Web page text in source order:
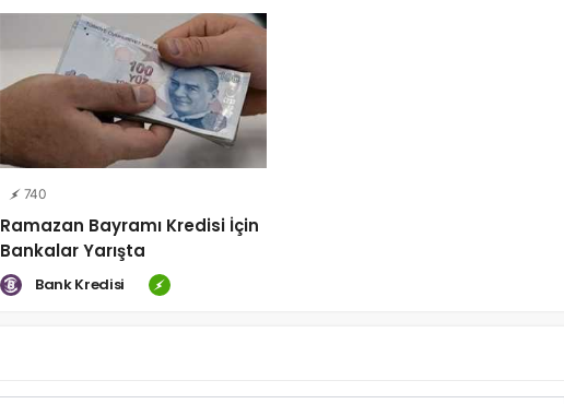
740
Ramazan Bayramı Kredisi İçin
Bankalar Yarışta
Bank Kredisi